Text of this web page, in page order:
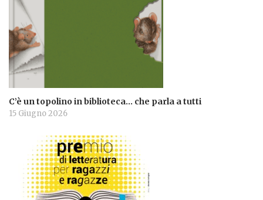
C’è un topolino in biblioteca… che parla a tutti
15 Giugno 2026